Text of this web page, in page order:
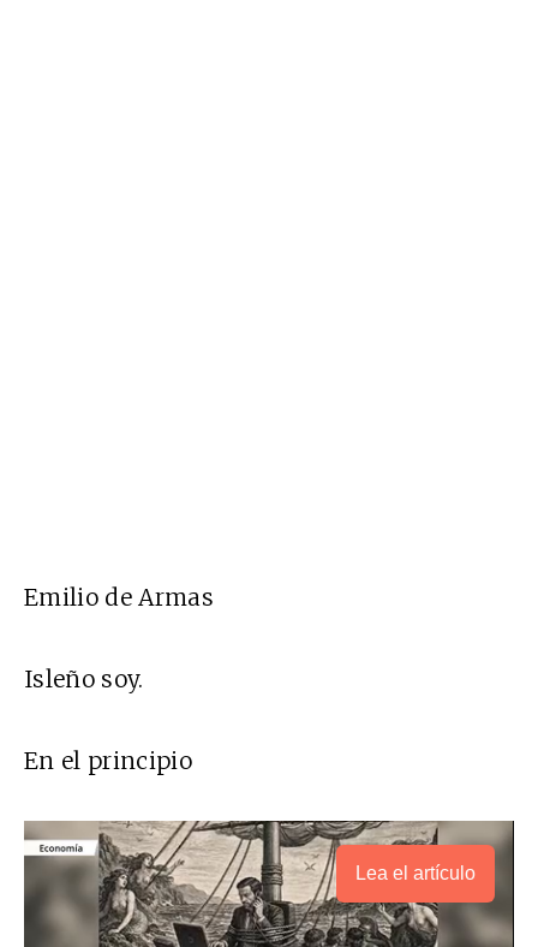
Emilio de Armas
Isleño soy.
En el principio
Lea el artículo